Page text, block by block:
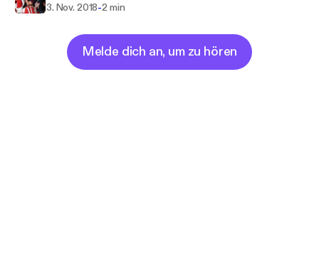
3. Nov. 2018-2 min
Melde dich an, um zu hören